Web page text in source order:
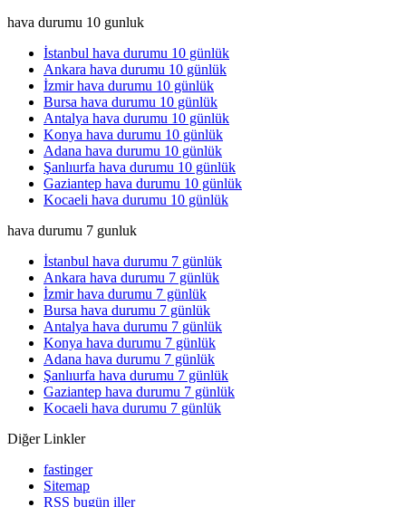
hava durumu 10 gunluk
İstanbul hava durumu 10 günlük
Ankara hava durumu 10 günlük
İzmir hava durumu 10 günlük
Bursa hava durumu 10 günlük
Antalya hava durumu 10 günlük
Konya hava durumu 10 günlük
Adana hava durumu 10 günlük
Şanlıurfa hava durumu 10 günlük
Gaziantep hava durumu 10 günlük
Kocaeli hava durumu 10 günlük
hava durumu 7 gunluk
İstanbul hava durumu 7 günlük
Ankara hava durumu 7 günlük
İzmir hava durumu 7 günlük
Bursa hava durumu 7 günlük
Antalya hava durumu 7 günlük
Konya hava durumu 7 günlük
Adana hava durumu 7 günlük
Şanlıurfa hava durumu 7 günlük
Gaziantep hava durumu 7 günlük
Kocaeli hava durumu 7 günlük
Diğer Linkler
fastinger
Sitemap
RSS bugün iller